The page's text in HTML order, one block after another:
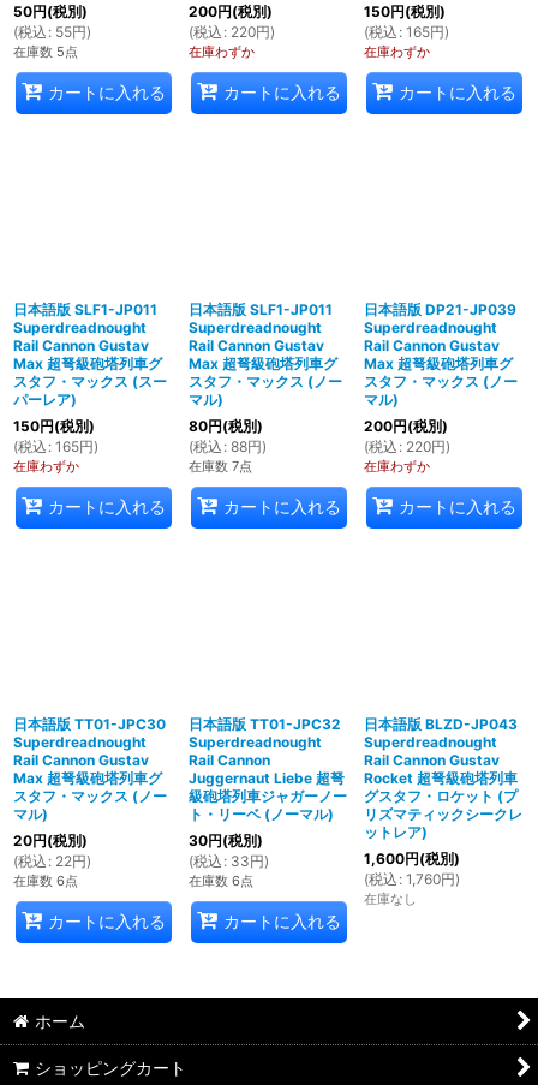
50円(税別)
(税込 : 55円)
在庫数 5点
カートに入れる
200円(税別)
(税込 : 220円)
在庫わずか
カートに入れる
150円(税別)
(税込 : 165円)
在庫わずか
カートに入れる
日本語版 SLF1-JP011
Superdreadnought
Rail Cannon Gustav
Max 超弩級砲塔列車グ
スタフ・マックス (スー
パーレア)
150円(税別)
(税込 : 165円)
在庫わずか
カートに入れる
日本語版 SLF1-JP011
Superdreadnought
Rail Cannon Gustav
Max 超弩級砲塔列車グ
スタフ・マックス (ノー
マル)
80円(税別)
(税込 : 88円)
在庫数 7点
カートに入れる
日本語版 DP21-JP039
Superdreadnought
Rail Cannon Gustav
Max 超弩級砲塔列車グ
スタフ・マックス (ノー
マル)
200円(税別)
(税込 : 220円)
在庫わずか
カートに入れる
日本語版 TT01-JPC30
Superdreadnought
Rail Cannon Gustav
Max 超弩級砲塔列車グ
スタフ・マックス (ノー
マル)
20円(税別)
(税込 : 22円)
在庫数 6点
カートに入れる
日本語版 TT01-JPC32
Superdreadnought
Rail Cannon
Juggernaut Liebe 超弩
級砲塔列車ジャガーノー
ト・リーベ (ノーマル)
30円(税別)
(税込 : 33円)
在庫数 6点
カートに入れる
日本語版 BLZD-JP043
Superdreadnought
Rail Cannon Gustav
Rocket 超弩級砲塔列車
グスタフ・ロケット (プ
リズマティックシークレ
ットレア)
1,600円(税別)
(税込 : 1,760円)
在庫なし
ホーム
ショッピングカート